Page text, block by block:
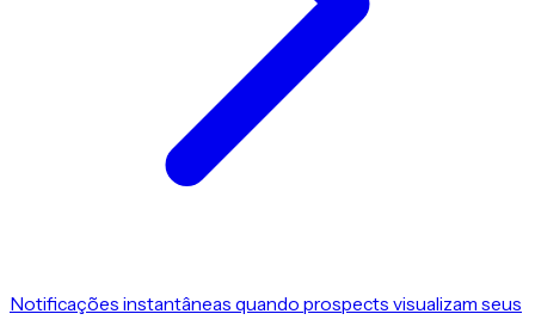
Notificações instantâneas quando prospects visualizam seus